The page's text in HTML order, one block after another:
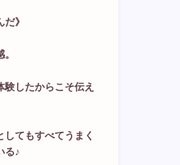
だ》
験したからこそ伝え
してもすべてうまく
る♪